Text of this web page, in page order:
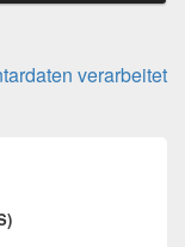
verarbeitet